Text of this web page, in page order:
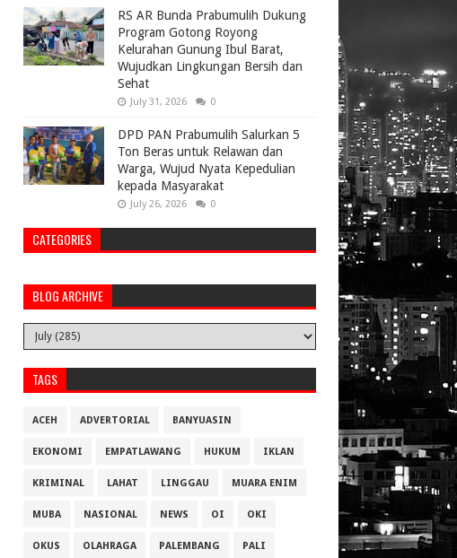
RS AR Bunda Prabumulih Dukung
Program Gotong Royong
Kelurahan Gunung Ibul Barat,
Wujudkan Lingkungan Bersih dan
Sehat
July 31, 2026 0
DPD PAN Prabumulih Salurkan 5
Ton Beras untuk Relawan dan
Warga, Wujud Nyata Kepedulian
kepada Masyarakat
July 26, 2026 0
CATEGORIES
BLOG ARCHIVE
TAGS
ACEH ADVERTORIAL BANYUASIN
EKONOMI EMPATLAWANG HUKUM IKLAN
KRIMINAL LAHAT LINGGAU MUARA ENIM
MUBA NASIONAL NEWS OI OKI
OKUS OLAHRAGA PALEMBANG PALI